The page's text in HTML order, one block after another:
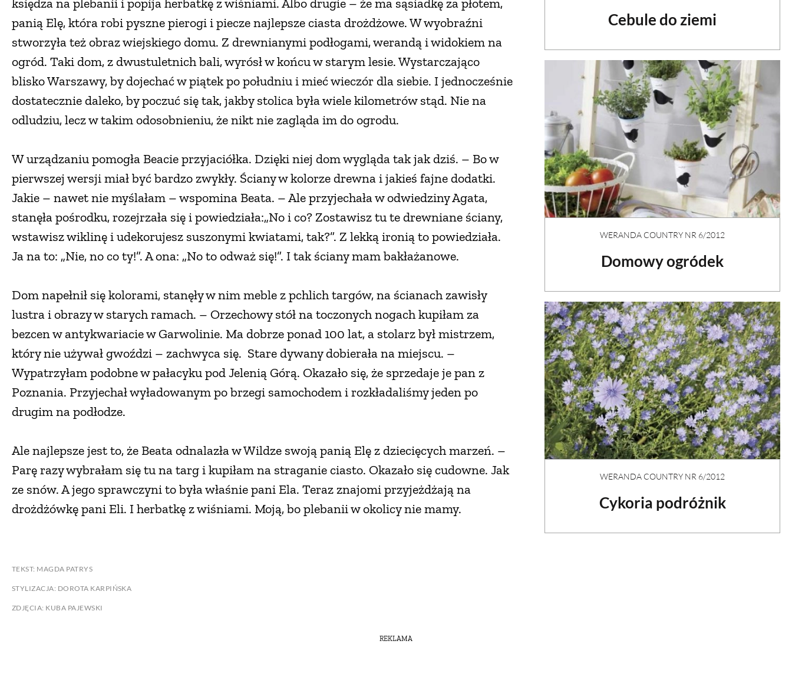
panią Elę, która robi pyszne pierogi i piecze najlepsze ciasta drożdżowe. W wyobraźni
stworzyła też obraz wiejskiego domu. Z drewnianymi podłogami, werandą i widokiem na
ogród. Taki dom, z dwustuletnich bali, wyrósł w końcu w starym lesie. Wystarczająco
blisko Warszawy, by dojechać w piątek po południu i mieć wieczór dla siebie. I jednocześnie
dostatecznie daleko, by poczuć się tak, jakby stolica była wiele kilometrów stąd. Nie na
odludziu, lecz w takim odosobnieniu, że nikt nie zagląda im do ogrodu.
W urządzaniu pomogła Beacie przyjaciółka. Dzięki niej dom wygląda tak jak dziś. – Bo w
pierwszej wersji miał być bardzo zwykły. Ściany w kolorze drewna i jakieś fajne dodatki.
Jakie – nawet nie myślałam – wspomina Beata. – Ale przyjechała w odwiedziny Agata,
stanęła pośrodku, rozejrzała się i powiedziała:„No i co? Zostawisz tu te drewniane ściany,
wstawisz wiklinę i udekorujesz suszonymi kwiatami, tak?”. Z lekką ironią to powiedziała.
Ja na to: „Nie, no co ty!”. A ona: „No to odważ się!”. I tak ściany mam bakłażanowe.
Dom napełnił się kolorami, stanęły w nim meble z pchlich targów, na ścianach zawisły
lustra i obrazy w starych ramach. – Orzechowy stół na toczonych nogach kupiłam za
bezcen w antykwariacie w Garwolinie. Ma dobrze ponad 100 lat, a stolarz był mistrzem,
który nie używał gwoździ – zachwyca się. Stare dywany dobierała na miejscu. –
Wypatrzyłam podobne w pałacyku pod Jelenią Górą. Okazało się, że sprzedaje je pan z
Poznania. Przyjechał wyładowanym po brzegi samochodem i rozkładaliśmy jeden po
drugim na podłodze.
Ale najlepsze jest to, że Beata odnalazła w Wildze swoją panią Elę z dziecięcych marzeń. –
Parę razy wybrałam się tu na targ i kupiłam na straganie ciasto. Okazało się cudowne. Jak
ze snów. A jego sprawczyni to była właśnie pani Ela. Teraz znajomi przyjeżdżają na
drożdżówkę pani Eli. I herbatkę z wiśniami. Moją, bo plebanii w okolicy nie mamy.
TEKST: MAGDA PATRYS
STYLIZACJA: DOROTA KARPIŃSKA
ZDJĘCIA: KUBA PAJEWSKI
Cebule do ziemi
WERANDA COUNTRY NR 6/2012
Domowy ogródek
WERANDA COUNTRY NR 6/2012
Cykoria podróżnik
REKLAMA